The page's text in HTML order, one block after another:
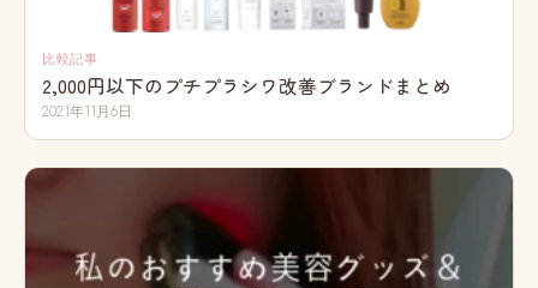
比較記事
2,000円以下のプチプラシワ改善ブランドまとめ
2021年11月6日